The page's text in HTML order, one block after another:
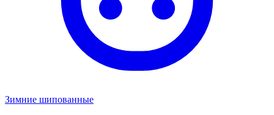
Зимние шипованные